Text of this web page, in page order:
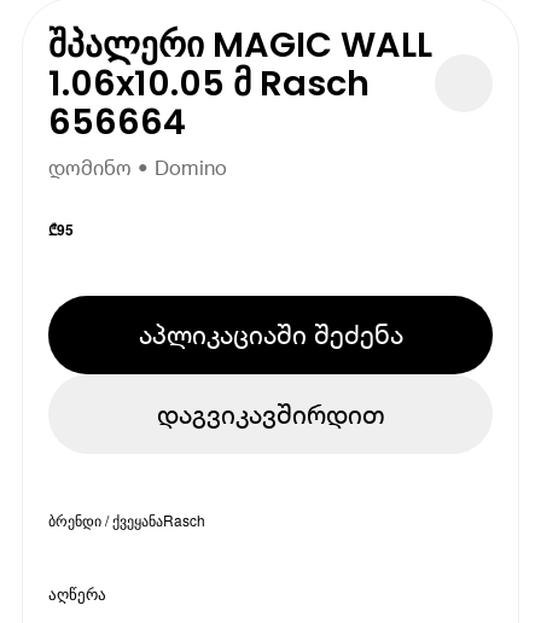
შპალერი MAGIC WALL
1.06x10.05 მ Rasch
656664
დომინო • Domino
₾95
აპლიკაციაში შეძენა
დაგვიკავშირდით
ბრენდი / ქვეყანაRasch
აღწერა